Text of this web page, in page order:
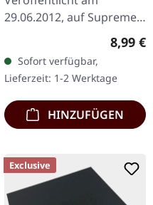
29.06.2012, auf Supreme
Chaos Records. CD im
Jewelcase mit 8-seitigem
Booklet. Hier gibt es nicht
weniger als modernen…
8,99 €
Sofort verfügbar,
Lieferzeit: 1-2 Werktage
HINZUFÜGEN
Exclusive